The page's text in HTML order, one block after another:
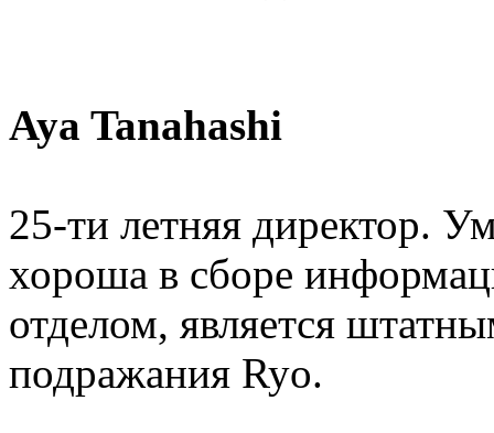
Aya Tanahashi
25-ти летняя директор.
хороша в сборе
отделом, является
подражания Ryo.